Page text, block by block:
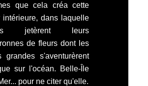
que cela créa cette
intérieure, dans laquelle
jetèrent leurs
de fleurs dont les
grandes s'aventurèrent
sur l'océan. Belle-Île
pour ne citer qu'elle.